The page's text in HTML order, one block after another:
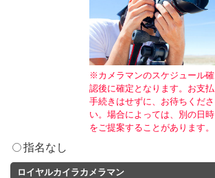
※カメラマンのスケジュール確
認後に確定となります。お支払
手続きはせずに、お待ちくださ
い。場合によっては、別の日時
をご提案することがあります。
指名なし
ロイヤルカイラカメラマン